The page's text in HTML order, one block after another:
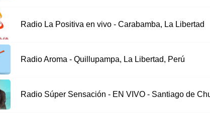
Radio La Positiva en vivo - Carabamba, La Libertad
Radio Aroma - Quillupampa, La Libertad, Perú
Radio Súper Sensación - EN VIVO - Santiago de